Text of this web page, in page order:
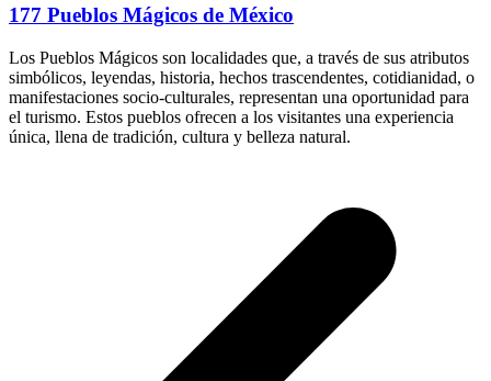
177 Pueblos Mágicos de México
Los Pueblos Mágicos son localidades que, a través de sus atributos
simbólicos, leyendas, historia, hechos trascendentes, cotidianidad, o
manifestaciones socio-culturales, representan una oportunidad para
el turismo. Estos pueblos ofrecen a los visitantes una experiencia
única, llena de tradición, cultura y belleza natural.